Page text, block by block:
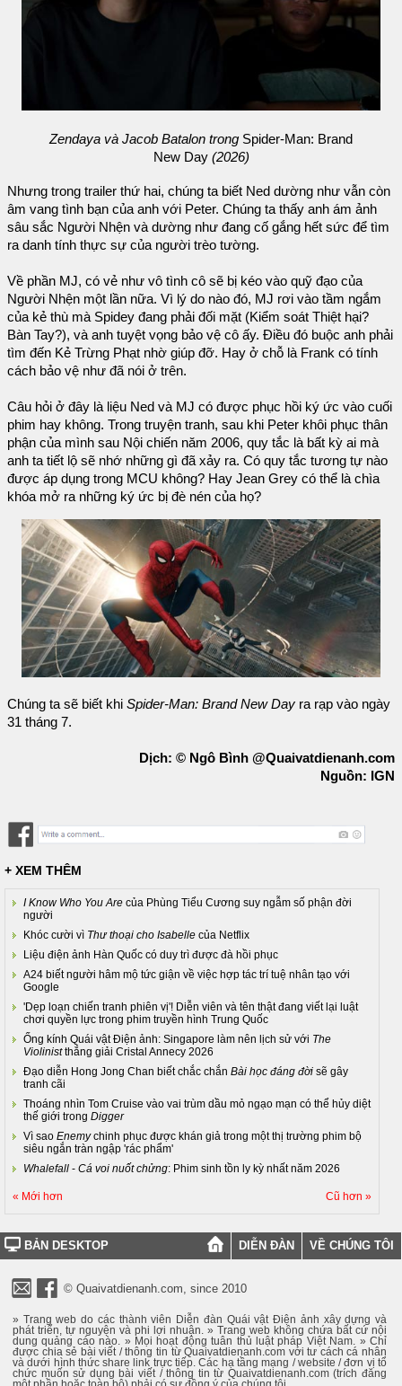
Zendaya và Jacob Batalon trong Spider-Man: Brand
New Day (2026)
Nhưng trong trailer thứ hai, chúng ta biết Ned dường như vẫn còn
âm vang tình bạn của anh với Peter. Chúng ta thấy anh ám ảnh
sâu sắc Người Nhện và dường như đang cố gắng hết sức để tìm
ra danh tính thực sự của người trèo tường.
Về phần MJ, có vẻ như vô tình cô sẽ bị kéo vào quỹ đạo của
Người Nhện một lần nữa. Vì lý do nào đó, MJ rơi vào tầm ngắm
của kẻ thù mà Spidey đang phải đối mặt (Kiểm soát Thiệt hại?
Bàn Tay?), và anh tuyệt vọng bảo vệ cô ấy. Điều đó buộc anh phải
tìm đến Kẻ Trừng Phạt nhờ giúp đỡ. Hay ở chỗ là Frank có tính
cách bảo vệ như đã nói ở trên.
Câu hỏi ở đây là liệu Ned và MJ có được phục hồi ký ức vào cuối
phim hay không. Trong truyện tranh, sau khi Peter khôi phục thân
phận của mình sau Nội chiến năm 2006, quy tắc là bất kỳ ai mà
anh ta tiết lộ sẽ nhớ những gì đã xảy ra. Có quy tắc tương tự nào
được áp dụng trong MCU không? Hay Jean Grey có thể là chìa
khóa mở ra những ký ức bị đè nén của họ?
Chúng ta sẽ biết khi Spider-Man: Brand New Day ra rạp vào ngày
31 tháng 7.
Dịch: © Ngô Bình @Quaivatdienanh.com
Nguồn: IGN
+ XEM THÊM
I Know Who You Are của Phùng Tiểu Cương suy ngẫm số phận đời
người
Khóc cười vì Thư thoại cho Isabelle của Netflix
Liệu điện ảnh Hàn Quốc có duy trì được đà hồi phục
A24 biết người hâm mộ tức giận về việc hợp tác trí tuệ nhân tạo với
Google
'Dẹp loạn chiến tranh phiên vị'! Diễn viên và tên thật đang viết lại luật
chơi quyền lực trong phim truyền hình Trung Quốc
Ống kính Quái vật Điện ảnh: Singapore làm nên lịch sử với The
Violinistthắng giải Cristal Annecy 2026
Đạo diễn Hong Jong Chan biết chắc chắn Bài học đáng đời sẽ gây
tranh cãi
Thoáng nhìn Tom Cruise vào vai trùm dầu mỏ ngạo mạn có thể hủy diệt
thế giới trong Digger
Vì sao Enemychinh phục được khán giả trong một thị trường phim bộ
siêu ngắn tràn ngập 'rác phẩm'
Whalefall - Cá voi nuốt chửng: Phim sinh tồn ly kỳ nhất năm 2026
« Mới hơn Cũ hơn »
BẢN DESKTOP DIỄN ĐÀN VỀ CHÚNG TÔI
© Quaivatdienanh.com, since 2010
» Trang web do các thành viên Diễn đàn Quái vật Điện ảnh xây dựng và
phát triển, tự nguyện và phi lợi nhuận. » Trang web không chứa bất cứ nội
dung quảng cáo nào. » Mọi hoạt động tuân thủ luật pháp Việt Nam. » Chỉ
được chia sẻ bài viết / thông tin từ Quaivatdienanh.com với tư cách cá nhân
và dưới hình thức share link trực tiếp. Các hạ tầng mạng / website / đơn vị tổ
chức muốn sử dụng bài viết / thông tin từ Quaivatdienanh.com (trích đăng